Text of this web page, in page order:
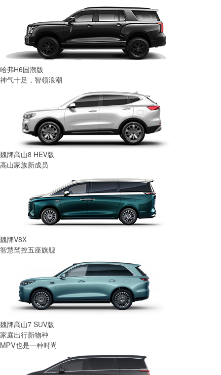
哈弗H6国潮版
神气十足，智领浪潮
魏牌高山8 HEV版
高山家族新成员
魏牌V8X
智慧驾控五座旗舰
魏牌高山7 SUV版
家庭出行新物种
MPV也是一种时尚